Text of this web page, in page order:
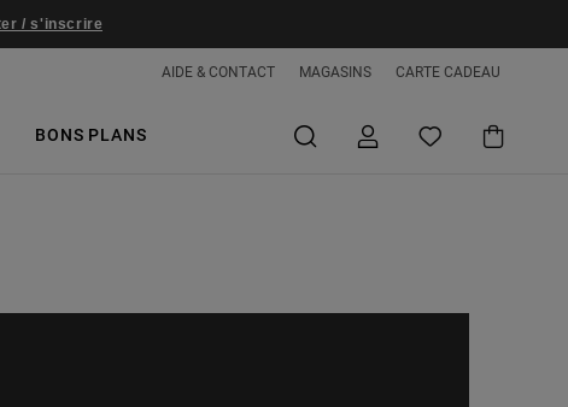
/ s'inscrire
AIDE & CONTACT MAGASINS CARTE CADEAU
BONS PLANS